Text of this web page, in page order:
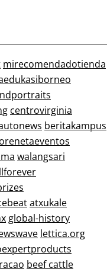
mirecomendadotienda
centrovirginia
beritakampus
walangsari
atxukale
global-history
lettica.org
beef cattle